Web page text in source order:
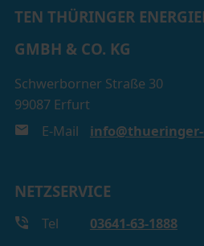
TEN THÜRINGER
GMBH & CO. KG
Schwerborner Straße 30
99087 Erfurt
E-Mail
NETZSERVICE
Tel
03641-63-1888